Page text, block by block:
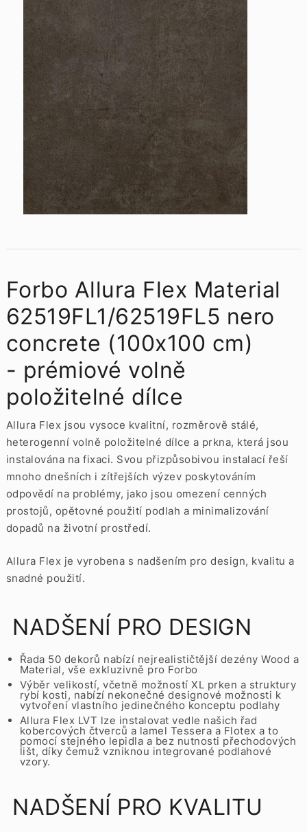
Forbo Allura Flex Material
62519FL1/62519FL5 nero
concrete (100x100 cm)
- prémiové volně
položitelné dílce
Allura Flex jsou vysoce kvalitní, rozměrově stálé,
heterogenní volně položitelné dílce a prkna, která jsou
instalována na fixaci. Svou přizpůsobivou instalací řeší
mnoho dnešních i zítřejších výzev poskytováním
odpovědí na problémy, jako jsou omezení cenných
prostojů, opětovné použití podlah a minimalizování
dopadů na životní prostředí.
Allura Flex je vyrobena s nadšením pro design, kvalitu a
snadné použití.
NADŠENÍ PRO DESIGN
Řada 50 dekorů nabízí nejrealističtější dezény Wood a
Material, vše exkluzivně pro Forbo
Výběr velikostí, včetně možností XL prken a struktury
rybí kosti, nabízí nekonečné designové možnosti k
vytvoření vlastního jedinečného konceptu podlahy
Allura Flex LVT lze instalovat vedle našich řad
kobercových čtverců a lamel Tessera a Flotex a to
pomocí stejného lepidla a bez nutnosti přechodových
lišt, díky čemuž vzniknou integrované podlahové
vzory.
NADŠENÍ PRO KVALITU